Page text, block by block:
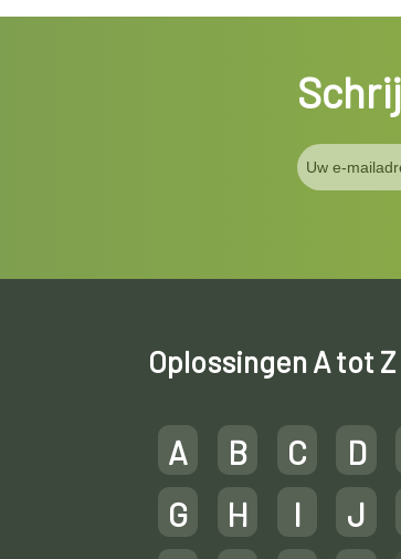
Oplossingen A tot Z
A B C D
G
H I J